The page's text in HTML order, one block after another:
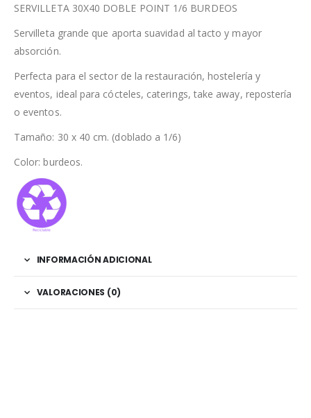
SERVILLETA 30X40 DOBLE POINT 1/6 BURDEOS
Servilleta grande que aporta suavidad al tacto y mayor
absorción.
Perfecta para el sector de la restauración, hostelería y
eventos, ideal para cócteles, caterings, take away, repostería
o eventos.
Tamaño: 30 x 40 cm. (doblado a 1/6)
Color: burdeos.
INFORMACIÓN ADICIONAL
VALORACIONES (0)